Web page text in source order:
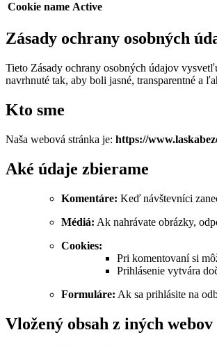
Cookie name Active
Zásady ochrany osobných
Tieto Zásady ochrany osobných údajov
navrhnuté tak, aby boli jasné, transparentné a
Kto sme
Naša webová stránka je: https://
Aké údaje zbierame
Komentáre: Keď návštevníci
Médiá: Ak nahrávate obrázky,
Cookies:
Pri komentovaní si
Prihlásenie vytvára
Formuláre: Ak sa prihlásite na
Vložený obsah z iných webov